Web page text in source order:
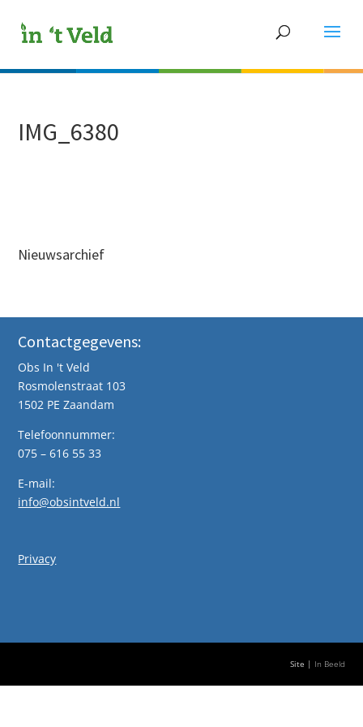
IMG_6380
Nieuwsarchief
Contactgegevens:
Obs In 't Veld
Rosmolenstraat 103
1502 PE Zaandam
Telefoonnummer:
075 – 616 55 33
E-mail:
info@obsintveld.nl
Privacy
Site | In Beeld